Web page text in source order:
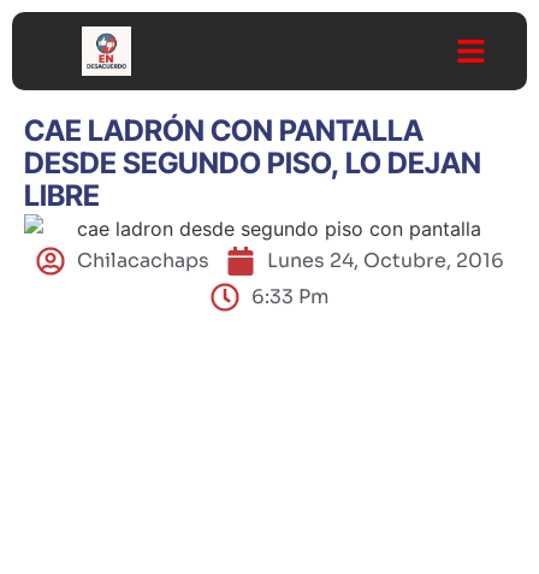
CAE LADRÓN CON PANTALLA
DESDE SEGUNDO PISO, LO DEJAN
LIBRE
Chilacachaps
Lunes 24, Octubre, 2016
6:33 Pm